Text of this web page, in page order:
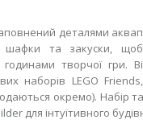
деталями
та закуски, щоб
годинами творчої гри.
наборів LEGO
окремо). Набір
для інтуїтивного